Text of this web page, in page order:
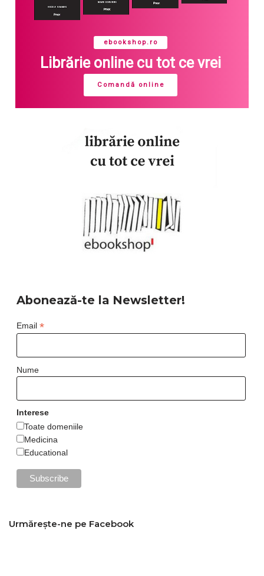
ebookshop.ro
Librărie online cu tot ce vrei
Comandă online
Abonează-te la Newsletter!
Email *
Nume
Interese
Toate domeniile
Medicina
Educational
Urmărește-ne pe Facebook